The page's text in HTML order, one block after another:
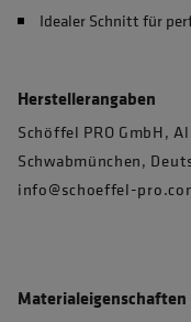
Idealer Schnitt für
Herstellerangaben
Schöffel PRO GmbH,
Schwabmünchen,
info@schoeffel-
Materialeigenschaften